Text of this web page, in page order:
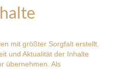
mit größter Sorgfalt erstellt.
und Aktualität der Inhalte
übernehmen. Als